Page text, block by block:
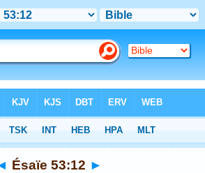
Ésaïe 53:12 ►